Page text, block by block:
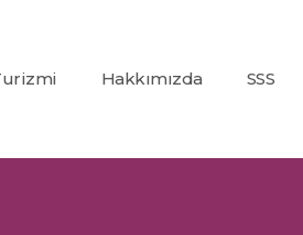
Hakkımızda SSS